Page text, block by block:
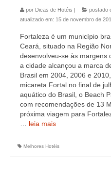
por Dicas de Hotéis | postado
atualizado em: 15 de novembro de
Fortaleza é um município
Ceará, situado na Região
desenvolveu-se às margens
a cidade alcançou a marca
Brasil em 2004, 2006 e
micareta Fortal no final de
aquático do Brasil, o Beach
com recomendações de 13
próxima viagem para
leia mais
Melhores Hotéis